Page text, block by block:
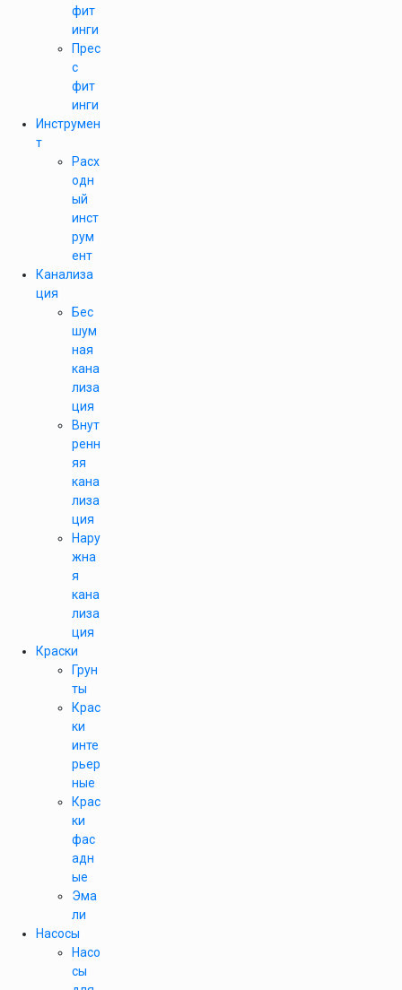
фит
инги
Прес
с
фит
инги
Инструмен
т
Расх
одн
ый
инст
рум
ент
Канализа
ция
Бес
шум
ная
кана
лиза
ция
Внут
ренн
яя
кана
лиза
ция
Нару
жна
я
кана
лиза
ция
Краски
Грун
ты
Крас
ки
инте
рьер
ные
Крас
ки
фас
адн
ые
Эма
ли
Насосы
Насо
сы